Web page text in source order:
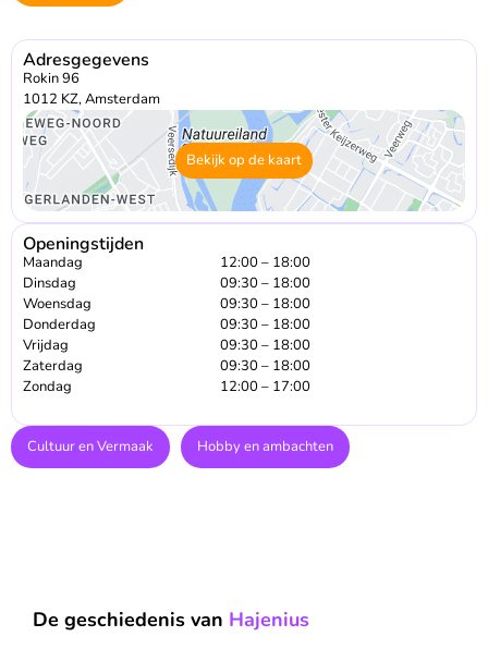
Adresgegevens
Rokin 96
1012 KZ, Amsterdam
Bekijk op de kaart
Openingstijden
Maandag
12:00 – 18:00
Dinsdag
09:30 – 18:00
Woensdag
09:30 – 18:00
Donderdag
09:30 – 18:00
Vrijdag
09:30 – 18:00
Zaterdag
09:30 – 18:00
Zondag
12:00 – 17:00
Cultuur en Vermaak Hobby en ambachten
De geschiedenis van Hajenius